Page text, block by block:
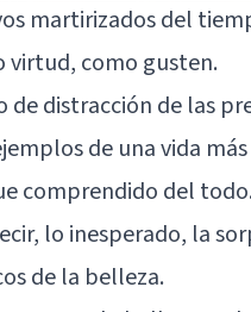
martirizados del
virtud, como gusten.
distracción de las
de una vida
comprendido del
lo inesperado, la
de la belleza.